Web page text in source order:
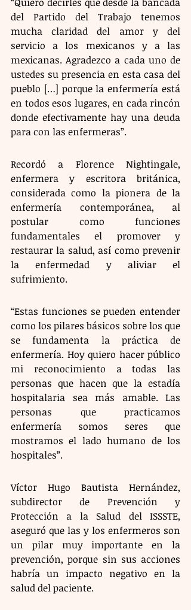
del Partido del Trabajo tenemos
mucha claridad del amor y del
servicio a los mexicanos y a las
mexicanas. Agradezco a cada uno de
ustedes su presencia en esta casa del
pueblo […] porque la enfermería está
en todos esos lugares, en cada rincón
donde efectivamente hay una deuda
para con las enfermeras”.
Recordó a Florence Nightingale,
enfermera y escritora británica,
considerada como la pionera de la
enfermería contemporánea, al
postular como funciones
fundamentales el promover y
restaurar la salud, así como prevenir
la enfermedad y aliviar el
sufrimiento.
“Estas funciones se pueden entender
como los pilares básicos sobre los que
se fundamenta la práctica de
enfermería. Hoy quiero hacer público
mi reconocimiento a todas las
personas que hacen que la estadía
hospitalaria sea más amable. Las
personas que practicamos
enfermería somos seres que
mostramos el lado humano de los
hospitales”.
Víctor Hugo Bautista Hernández,
subdirector de Prevención y
Protección a la Salud del ISSSTE,
aseguró que las y los enfermeros son
un pilar muy importante en la
prevención, porque sin sus acciones
habría un impacto negativo en la
salud del paciente.